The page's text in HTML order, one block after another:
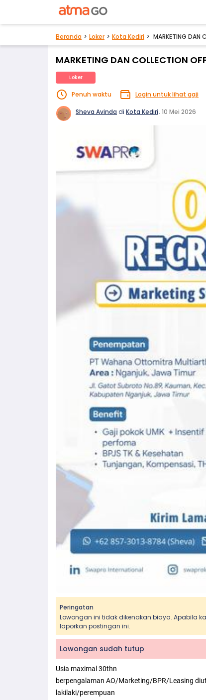
Beranda Loker Kota Kediri MARKETING DAN
MARKETING DAN COLLECTION
Loker
Penuh waktu Login untuk lihat gaji
Sheva Avinda di Kota Kediri. 10 Mei 2026
Peringatan
Lowongan ini tidak dikenakan biaya. Apabila
laporkan postingan ini.
Lowongan sudah tutup
Usia maximal 30thn
berpengalaman AO/Marketing/BPR/Leasing
lakilaki/perempuan